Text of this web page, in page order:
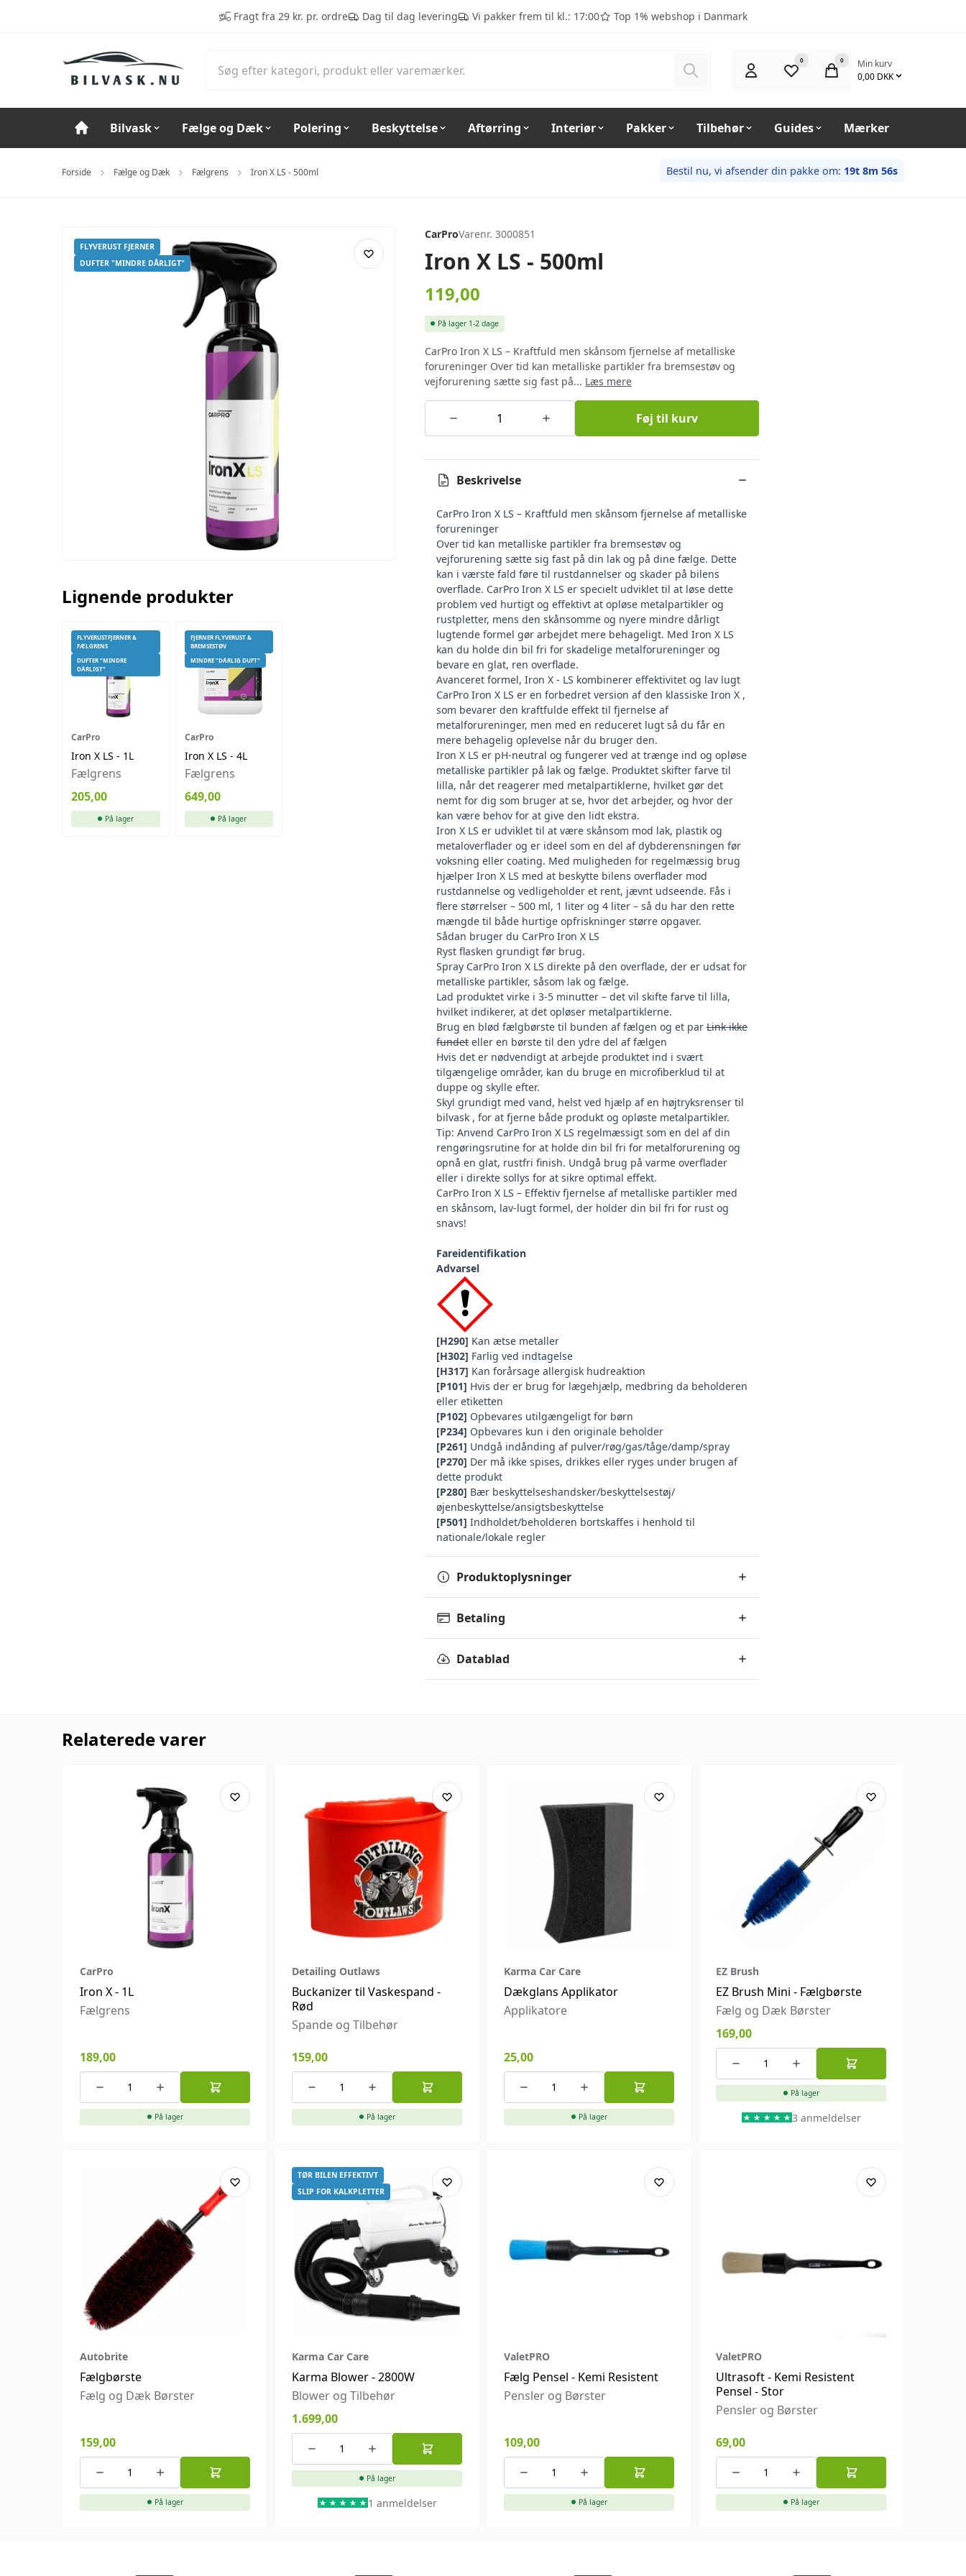
Fragt fra 29 kr. pr. ordre Dag til dag levering Vi pakker frem til kl.: 17:00 Top 1% webshop i Danmark
Søg
0 0
Min kurv
0,00 DKK
Bilvask Fælge og Dæk Polering Beskyttelse Aftørring Interiør Pakker Tilbehør Guides Mærker
Forside Fælge og Dæk Fælgrens Iron X LS - 500ml Bestil nu, vi afsender din pakke om: 19t 8m 55s
FLYVERUST FJERNER
DUFTER "MINDRE DÅRLIGT"
Lignende produkter
FLYVERUSTFJERNER &
FÆLGRENS
DUFTER "MINDRE
DÅRLIGT"
CarPro
Iron X LS - 1L
Fælgrens
205,00
På lager
FJERNER FLYVERUST &
BREMSESTØV
MINDRE "DÅRLIG DUFT"
CarPro
Iron X LS - 4L
Fælgrens
649,00
På lager
CarProVarenr. 3000851
Iron X LS - 500ml
119,00
På lager 1-2 dage
CarPro Iron X LS – Kraftfuld men skånsom fjernelse af metalliske
forureninger Over tid kan metalliske partikler fra bremsestøv og
vejforurening sætte sig fast på... Læs mere
Føj til kurv
Beskrivelse
CarPro Iron X LS – Kraftfuld men skånsom fjernelse af metalliske
forureninger
Over tid kan metalliske partikler fra bremsestøv og
vejforurening sætte sig fast på din lak og på dine fælge. Dette
kan i værste fald føre til rustdannelser og skader på bilens
overflade. CarPro Iron X LS er specielt udviklet til at løse dette
problem ved hurtigt og effektivt at opløse metalpartikler og
rustpletter, mens den skånsomme og nyere mindre dårligt
lugtende formel gør arbejdet mere behageligt. Med Iron X LS
kan du holde din bil fri for skadelige metalforureninger og
bevare en glat, ren overflade.
Avanceret formel, Iron X - LS kombinerer effektivitet og lav lugt
CarPro Iron X LS er en forbedret version af den klassiske Iron X ,
som bevarer den kraftfulde effekt til fjernelse af
metalforureninger, men med en reduceret lugt så du får en
mere behagelig oplevelse når du bruger den.
Iron X LS er pH-neutral og fungerer ved at trænge ind og opløse
metalliske partikler på lak og fælge. Produktet skifter farve til
lilla, når det reagerer med metalpartiklerne, hvilket gør det
nemt for dig som bruger at se, hvor det arbejder, og hvor der
kan være behov for at give den lidt ekstra.
Iron X LS er udviklet til at være skånsom mod lak, plastik og
metaloverflader og er ideel som en del af dybderensningen før
voksning eller coating. Med muligheden for regelmæssig brug
hjælper Iron X LS med at beskytte bilens overflader mod
rustdannelse og vedligeholder et rent, jævnt udseende. Fås i
flere størrelser – 500 ml, 1 liter og 4 liter – så du har den rette
mængde til både hurtige opfriskninger større opgaver.
Sådan bruger du CarPro Iron X LS
Ryst flasken grundigt før brug.
Spray CarPro Iron X LS direkte på den overflade, der er udsat for
metalliske partikler, såsom lak og fælge.
Lad produktet virke i 3-5 minutter – det vil skifte farve til lilla,
hvilket indikerer, at det opløser metalpartiklerne.
Brug en blød fælgbørste til bunden af fælgen og et par Link ikke
fundet eller en børste til den ydre del af fælgen
Hvis det er nødvendigt at arbejde produktet ind i svært
tilgængelige områder, kan du bruge en microfiberklud til at
duppe og skylle efter.
Skyl grundigt med vand, helst ved hjælp af en højtryksrenser til
bilvask , for at fjerne både produkt og opløste metalpartikler.
Tip: Anvend CarPro Iron X LS regelmæssigt som en del af din
rengøringsrutine for at holde din bil fri for metalforurening og
opnå en glat, rustfri finish. Undgå brug på varme overflader
eller i direkte sollys for at sikre optimal effekt.
CarPro Iron X LS – Effektiv fjernelse af metalliske partikler med
en skånsom, lav-lugt formel, der holder din bil fri for rust og
snavs!
Fareidentifikation
Advarsel
[H290] Kan ætse metaller
[H302] Farlig ved indtagelse
[H317] Kan forårsage allergisk hudreaktion
[P101] Hvis der er brug for lægehjælp, medbring da beholderen
eller etiketten
[P102] Opbevares utilgængeligt for børn
[P234] Opbevares kun i den originale beholder
[P261] Undgå indånding af pulver/røg/gas/tåge/damp/spray
[P270] Der må ikke spises, drikkes eller ryges under brugen af
dette produkt
[P280] Bær beskyttelseshandsker/beskyttelsestøj/
øjenbeskyttelse/ansigtsbeskyttelse
[P501] Indholdet/beholderen bortskaffes i henhold til
nationale/lokale regler
Produktoplysninger
Betaling
Datablad
Relaterede varer
CarPro
Iron X - 1L
Fælgrens
189,00
På lager
Detailing Outlaws
Buckanizer til Vaskespand -
Rød
Spande og Tilbehør
159,00
På lager
Karma Car Care
Dækglans Applikator
Applikatore
25,00
På lager
EZ Brush
EZ Brush Mini - Fælgbørste
Fælg og Dæk Børster
169,00
På lager
3 anmeldelser
Autobrite
Fælgbørste
Fælg og Dæk Børster
159,00
På lager
TØR BILEN EFFEKTIVT
SLIP FOR KALKPLETTER
Karma Car Care
Karma Blower - 2800W
Blower og Tilbehør
1.699,00
På lager
1 anmeldelser
ValetPRO
Fælg Pensel - Kemi Resistent
Pensler og Børster
109,00
På lager
ValetPRO
Ultrasoft - Kemi Resistent
Pensel - Stor
Pensler og Børster
69,00
På lager